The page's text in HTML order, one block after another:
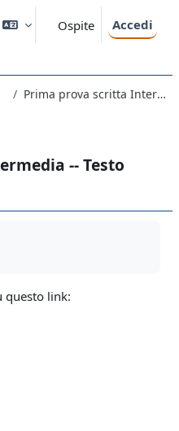
Ospite Accedi
Prima prova scritta Intermedia -- Testo (26.11.2022)
-- Testo
questo link: